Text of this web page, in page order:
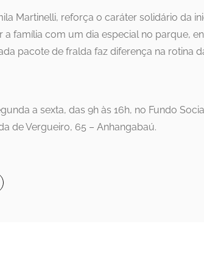
Martinelli, reforça o caráter solidário da
família com um dia especial no parque,
pacote de fralda faz diferença na rotina
a sexta, das 9h às 16h, no Fundo
de Vergueiro, 65 – Anhangabaú.